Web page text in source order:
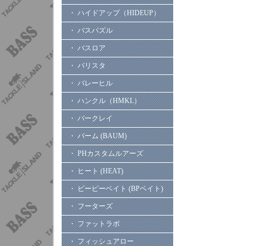
・ ハイドアップ（HIDEUP）
・ バスパズル
・ バスロア
・ バリスタ
・ バレーヒル
・ ハンクル（HMKL）
・ バークレイ
・ バーム (BAUM)
・ PHカスタムルアーズ
・ ヒート (HEAT)
・ ビーピーベイト (BPベイト)
・ フーターズ
・ ファットラボ
・ フィッシュアロー